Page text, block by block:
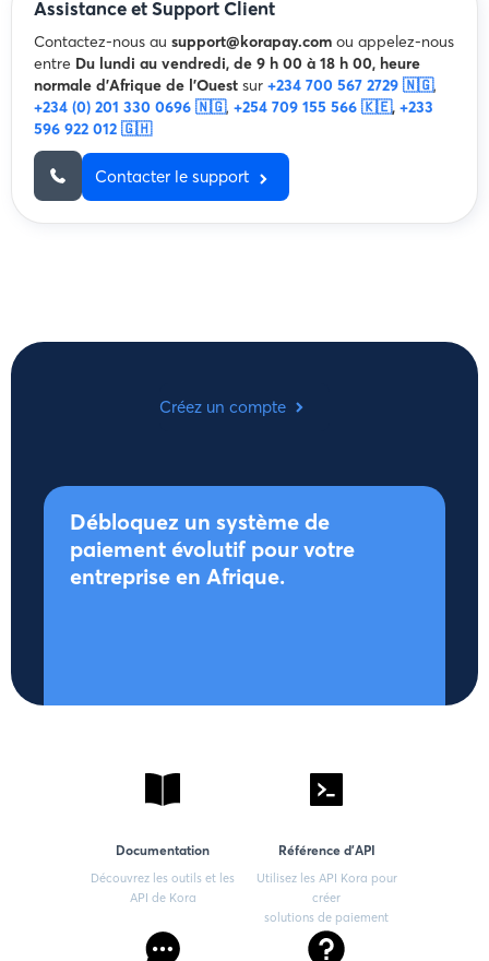
Assistance et Support Client
Contactez-nous au support@korapay.com ou appelez-nous
entre Du lundi au vendredi, de 9 h 00 à 18 h 00, heure
normale d'Afrique de l'Ouest sur +234 700 567 2729 🇳🇬,
+234 (0) 201 330 0696 🇳🇬, +254 709 155 566 🇰🇪, +233
596 922 012 🇬🇭
Contacter le support
Débloquez un système de
paiement évolutif pour votre
entreprise en Afrique.
Créez un compte
Documentation
Découvrez les outils et les
API de Kora
Référence d'API
Utilisez les API Kora pour
créer
solutions de paiement